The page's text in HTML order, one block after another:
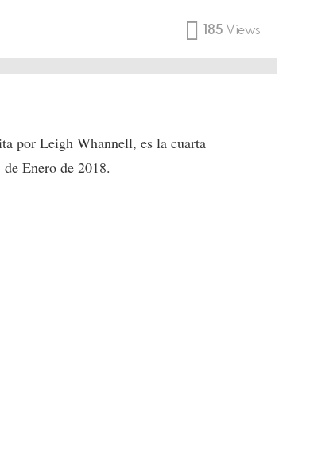
185 Views
por Leigh Whannell, es la cuarta
Enero de 2018.